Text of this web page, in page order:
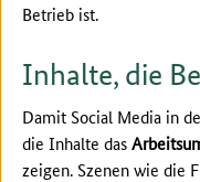
Betrieb ist.
Inhalte, die
Damit Social Media in
die Inhalte das
zeigen. Szenen wie die